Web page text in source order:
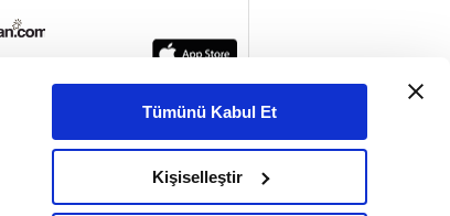
Tümünü Kabul Et
Kişiselleştir